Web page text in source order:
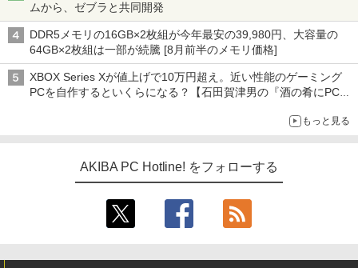
ムから、ゼブラと共同開発
DDR5メモリの16GB×2枚組が今年最安の39,980円、大容量の
64GB×2枚組は一部が続騰 [8月前半のメモリ価格]
XBOX Series Xが値上げで10万円超え。近い性能のゲーミング
PCを自作するといくらになる？【石田賀津男の『酒の肴にPCゲ
もっと見る
AKIBA PC Hotline! をフォローする